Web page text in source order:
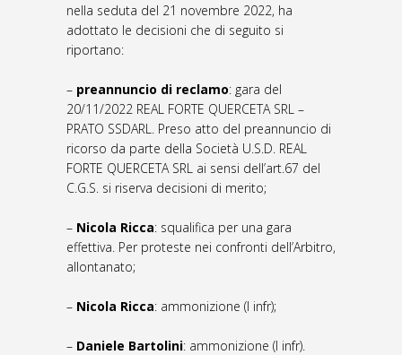
nella seduta del 21 novembre 2022, ha
adottato le decisioni che di seguito si
riportano:
– preannuncio di reclamo: gara del
20/11/2022 REAL FORTE QUERCETA SRL –
PRATO SSDARL. Preso atto del preannuncio di
ricorso da parte della Società U.S.D. REAL
FORTE QUERCETA SRL ai sensi dell’art.67 del
C.G.S. si riserva decisioni di merito;
– Nicola Ricca: squalifica per una gara
effettiva. Per proteste nei confronti dell’Arbitro,
allontanato;
– Nicola Ricca: ammonizione (I infr);
– Daniele Bartolini: ammonizione (I infr).